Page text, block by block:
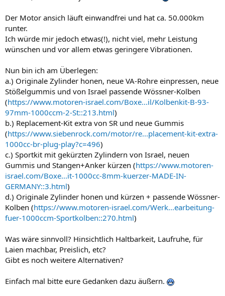
Der Motor ansich läuft einwandfrei und hat ca. 50.000km
runter.
Ich würde mir jedoch etwas(!), nicht viel, mehr Leistung
wünschen und vor allem etwas geringere Vibrationen.
Nun bin ich am Überlegen:
a.) Originale Zylinder honen, neue VA-Rohre einpressen, neue
Stößelgummis und von Israel passende Wössner-Kolben
(https://www.motoren-israel.com/Boxe...il/Kolbenkit-B-93-
97mm-1000ccm-2-St::213.html)
b.) Replacement-Kit extra von SR und neue Gummis
(https://www.siebenrock.com/motor/re...placement-kit-extra-
1000cc-br-plug-play?c=496)
c.) Sportkit mit gekürzten Zylindern von Israel, neuen
Gummis und Stangen+Anker kürzen (https://www.motoren-
israel.com/Boxe...it-1000cc-8mm-kuerzer-MADE-IN-
GERMANY::3.html)
d.) Originale Zylinder honen und kürzen + passende Wössner-
Kolben (https://www.motoren-israel.com/Werk...earbeitung-
fuer-1000ccm-Sportkolben::270.html)
Was wäre sinnvoll? Hinsichtlich Haltbarkeit, Laufruhe, für
Laien machbar, Preislich, etc?
Gibt es noch weitere Alternativen?
Einfach mal bitte eure Gedanken dazu äußern.